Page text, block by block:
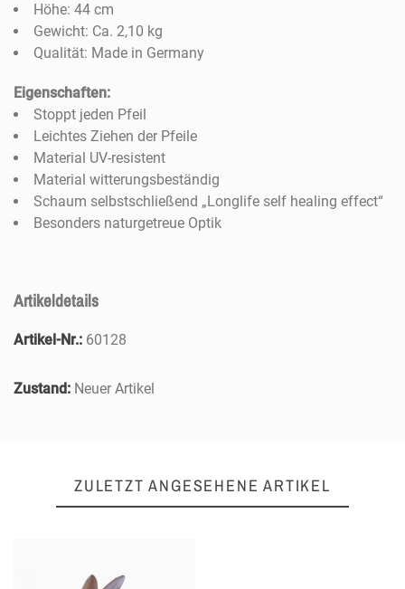
Höhe: 44 cm
Gewicht: Ca. 2,10 kg
Qualität: Made in Germany
Eigenschaften:
Stoppt jeden Pfeil
Leichtes Ziehen der Pfeile
Material UV-resistent
Material witterungsbeständig
Schaum selbstschließend „Longlife self healing effect“
Besonders naturgetreue Optik
Artikeldetails
Artikel-Nr.: 60128
Zustand: Neuer Artikel
ZULETZT ANGESEHENE ARTIKEL